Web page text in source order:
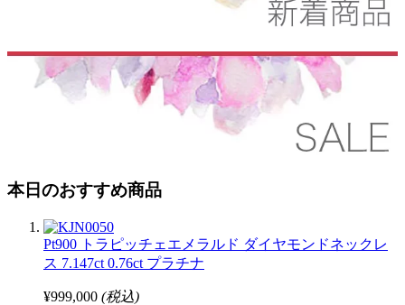
本日のおすすめ商品
Pt900 トラピッチェエメラルド ダイヤモンドネックレ
ス 7.147ct 0.76ct プラチナ
¥999,000 (税込)